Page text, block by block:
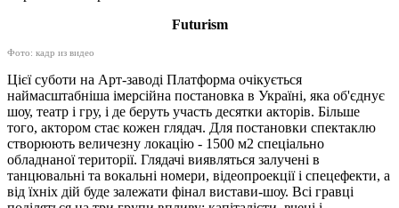
Futurism
Фото: кадр из видео
Цієї суботи на Арт-заводі Платформа очікується
наймасштабніша імерсійна постановка в Україні, яка об'єднує
шоу, театр і гру, і де беруть участь десятки акторів. Більше
того, актором стає кожен глядач. Для постановки спектаклю
створюють величезну локацію - 1500 м2 спеціально
обладнаної території. Глядачі виявляться залучені в
танцювальні та вокальні номери, відеопроекції і спецефекти, а
від їхніх дій буде залежати фінал вистави-шоу. Всі гравці